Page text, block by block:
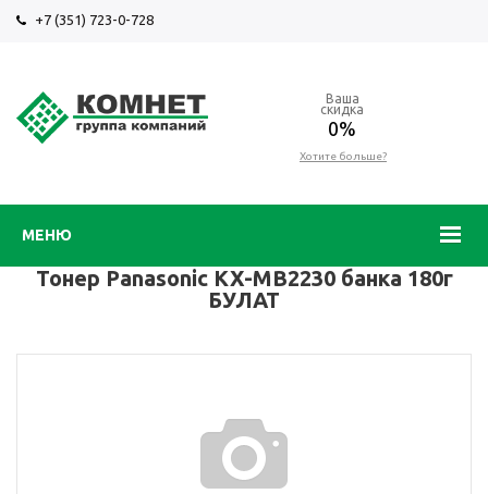
+7 (351) 723-0-728
МЕНЮ
Ваша
скидка
0%
Хотите больше?
Тонер Panasonic KX-MB2230 банка 180г
БУЛАТ